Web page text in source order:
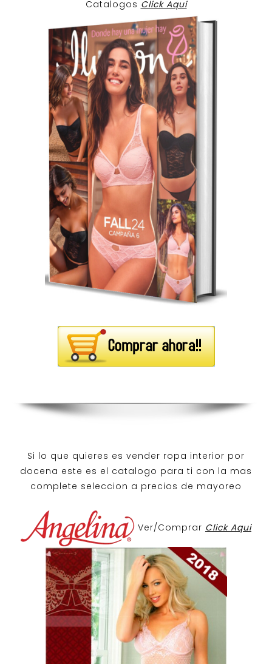
Catalogos Click Aqui
Si lo que quieres es vender ropa interior por
docena este es el catalogo para ti con la mas
complete seleccion a precios de mayoreo
Ver/Comprar Click Aqui